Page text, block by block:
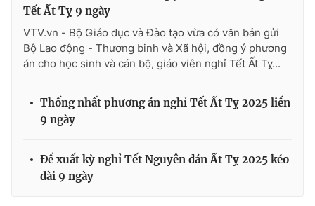
Tết Ất Tỵ 9 ngày
VTV.vn - Bộ Giáo dục và Đào tạo vừa có văn bản gửi
Bộ Lao động - Thương binh và Xã hội, đồng ý phương
án cho học sinh và cán bộ, giáo viên nghỉ Tết Ất Tỵ...
Thống nhất phương án nghỉ Tết Ất Tỵ 2025 liền
9 ngày
Đề xuất kỳ nghỉ Tết Nguyên đán Ất Tỵ 2025 kéo
dài 9 ngày